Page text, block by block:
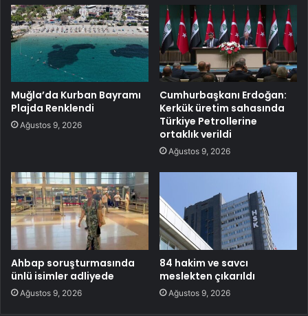
Muğla’da Kurban Bayramı
Plajda Renklendi
Ağustos 9, 2026
Cumhurbaşkanı Erdoğan:
Kerkük üretim sahasında
Türkiye Petrollerine
ortaklık verildi
Ağustos 9, 2026
Ahbap soruşturmasında
ünlü isimler adliyede
Ağustos 9, 2026
84 hakim ve savcı
meslekten çıkarıldı
Ağustos 9, 2026